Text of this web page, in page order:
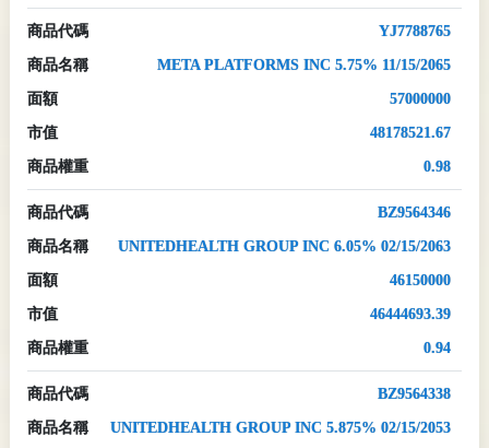
商品代碼 YJ7788765
商品名稱 META PLATFORMS INC 5.75% 11/15/2065
面額 57000000
市值 48178521.67
商品權重 0.98
商品代碼 BZ9564346
商品名稱 UNITEDHEALTH GROUP INC 6.05% 02/15/2063
面額 46150000
市值 46444693.39
商品權重 0.94
商品代碼 BZ9564338
商品名稱 UNITEDHEALTH GROUP INC 5.875% 02/15/2053